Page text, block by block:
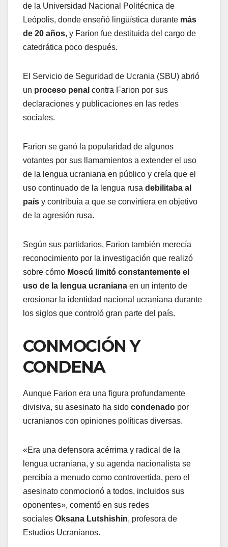
de la Universidad Nacional Politécnica de
Leópolis, donde enseñó lingüística durante más
de 20 años, y Farion fue destituida del cargo de
catedrática poco después.
El Servicio de Seguridad de Ucrania (SBU) abrió
un proceso penal contra Farion por sus
declaraciones y publicaciones en las redes
sociales.
Farion se ganó la popularidad de algunos
votantes por sus llamamientos a extender el uso
de la lengua ucraniana en público y creía que el
uso continuado de la lengua rusa debilitaba al
país y contribuía a que se convirtiera en objetivo
de la agresión rusa.
Según sus partidarios, Farion también merecía
reconocimiento por la investigación que realizó
sobre cómo Moscú limitó constantemente el
uso de la lengua ucraniana en un intento de
erosionar la identidad nacional ucraniana durante
los siglos que controló gran parte del país.
CONMOCIÓN Y
CONDENA
Aunque Farion era una figura profundamente
divisiva, su asesinato ha sido condenado por
ucranianos con opiniones políticas diversas.
«Era una defensora acérrima y radical de la
lengua ucraniana, y su agenda nacionalista se
percibía a menudo como controvertida, pero el
asesinato conmocionó a todos, incluidos sus
oponentes», comentó en sus redes
sociales Oksana Lutshishin, profesora de
Estudios Ucranianos.